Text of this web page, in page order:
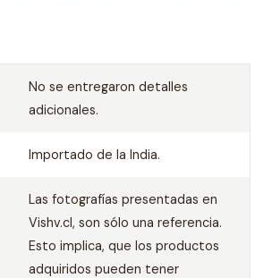
No se entregaron detalles
adicionales.
Importado de la India.
Las fotografías presentadas en
Vishv.cl, son sólo una referencia.
Esto implica, que los productos
adquiridos pueden tener